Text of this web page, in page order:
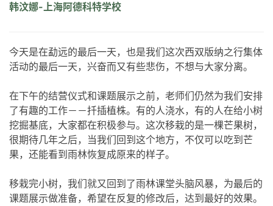
韩汶娜-上海阿德科特学校
今天是在勐远的最后一天，也是我们这次西双版纳之行集体
活动的最后一天，兴奋而又有些悲伤，不想与大家分离。
在下午的结营仪式和课题展示之前，老师们仍然为我们安排
了有趣的工作－－扦插植株。有的人浇水，有的人在给小树
挖掘基底，大家都在积极参与。这次移栽的是一棵芒果树，
很期待几年之后，当我们回到这个地方，不仅可以吃到芒
果，还能看到雨林恢复成原来的样子。
移栽完小树，我们就又回到了雨林课堂头脑风暴，为最后的
课题展示做准备，希望在反复的修改后，达到最好的效果。